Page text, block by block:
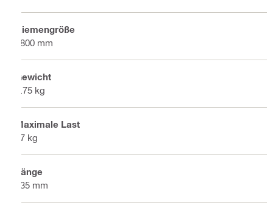
Riemengröße
1800 mm
Gewicht
7.75 kg
Maximale Last
17 kg
Länge
735 mm